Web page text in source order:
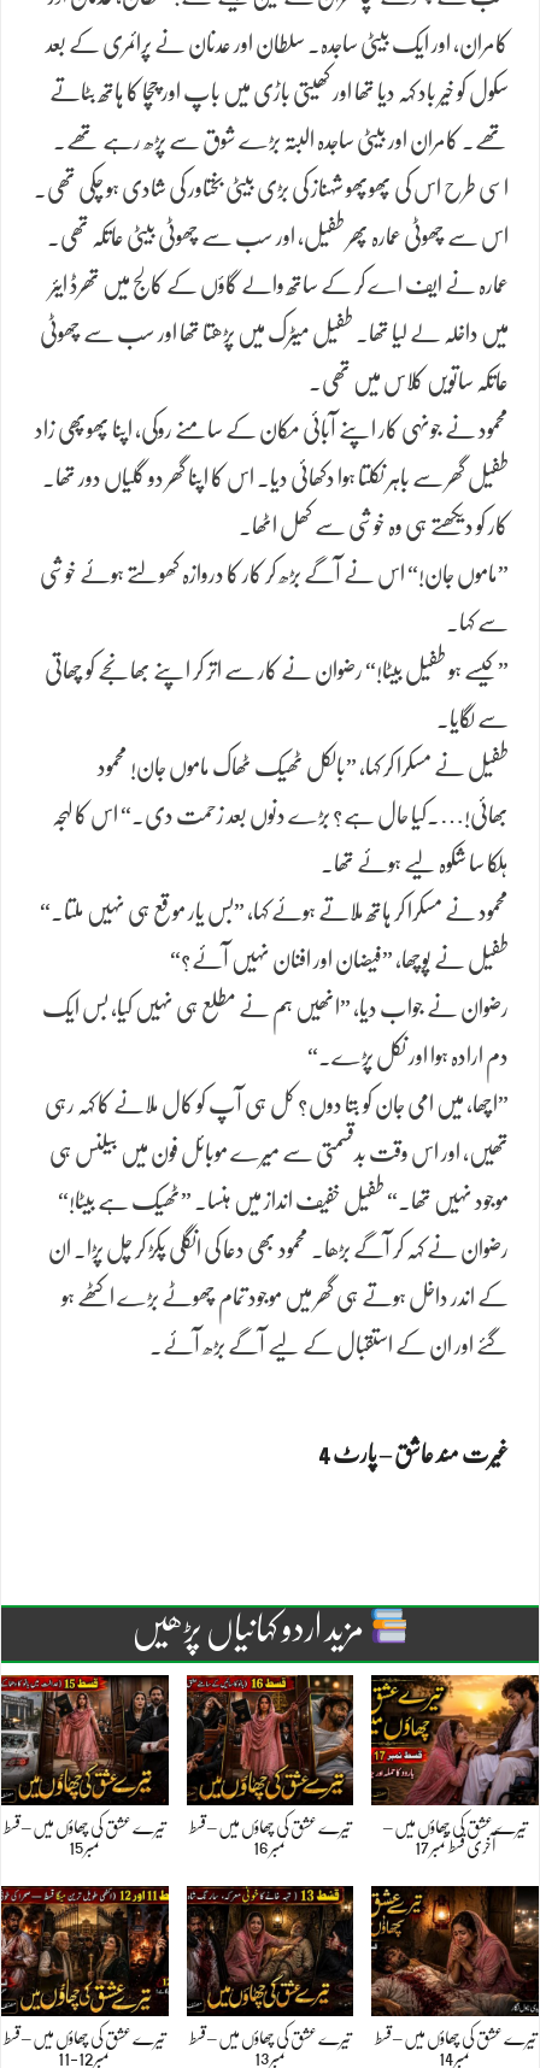
کامران، اور ایک بیٹی ساجدہ۔ سلطان اور عدنان نے پرائمری کے بعد
سکول کو خیر باد کہہ دیا تھا اور کھیتی باڑی میں باپ اور چچا کا ہاتھ بٹاتے
تھے۔ کامران اور بیٹی ساجدہ البتہ بڑے شوق سے پڑھ رہے تھے۔
اسی طرح اس کی پھوپھو شہناز کی بڑی بیٹی بختاور کی شادی ہو چکی تھی۔
اس سے چھوٹی عمارہ پھر طفیل، اور سب سے چھوٹی بیٹی عاتکہ تھی۔
عمارہ نے ایف اے کر کے ساتھ والے گاؤں کے کالج میں تھرڈ ایئر
میں داخلہ لے لیا تھا۔ طفیل میٹرک میں پڑھتا تھا اور سب سے چھوٹی
عاتکہ ساتویں کلاس میں تھی۔
محمود نے جونہی کار اپنے آبائی مکان کے سامنے روکی، اپنا پھوپھی زاد
طفیل گھر سے باہر نکلتا ہوا دکھائی دیا۔ اس کا اپنا گھر دو گلیاں دور تھا۔
کار کو دیکھتے ہی وہ خوشی سے کھل اٹھا۔
”ماموں جان!“ اس نے آگے بڑھ کر کار کا دروازہ کھولتے ہوئے خوشی
سے کہا۔
”کیسے ہو طفیل بیٹا!“ رضوان نے کار سے اتر کر اپنے بھانجے کو چھاتی
سے لگایا۔
طفیل نے مسکرا کر کہا، ”بالکل ٹھیک ٹھاک ماموں جان! محمود
بھائی!….کیا حال ہے؟ بڑے دنوں بعد زحمت دی۔“ اس کا لہجہ
ہلکا سا شکوہ لیے ہوئے تھا۔
محمود نے مسکرا کر ہاتھ ملاتے ہوئے کہا، ”بس یار موقع ہی نہیں ملتا۔“
طفیل نے پوچھا، ”فیضان اور افنان نہیں آئے؟“
رضوان نے جواب دیا، ”انھیں ہم نے مطلع ہی نہیں کیا، بس ایک
دم ارادہ ہوا اور نکل پڑے۔“
”اچھا، میں امی جان کو بتا دوں؟ کل ہی آپ کو کال ملانے کا کہہ رہی
تھیں، اور اس وقت بدقسمتی سے میرے موبائل فون میں بیلنس ہی
موجود نہیں تھا۔“ طفیل خفیف انداز میں ہنسا۔ ”ٹھیک ہے بیٹا!“
رضوان نے کہہ کر آگے بڑھا۔ محمود بھی دعا کی انگلی پکڑ کر چل پڑا۔ ان
کے اندر داخل ہوتے ہی گھر میں موجود تمام چھوٹے بڑے اکٹھے ہو
گئے اور ان کے استقبال کے لیے آگے بڑھ آئے۔
غیرت مند عاشق – پارٹ 4
مزید اردو کہانیاں پڑھیں
تیرے عشق کی چھاؤں میں –
آخری قسط نمبر 17
تیرے عشق کی چھاؤں میں – قسط
نمبر 16
تیرے عشق کی چھاؤں میں – قسط
نمبر 15
تیرے عشق کی چھاؤں میں – قسط
نمبر 14
تیرے عشق کی چھاؤں میں – قسط
نمبر 13
تیرے عشق کی چھاؤں میں – قسط
نمبر 12-11